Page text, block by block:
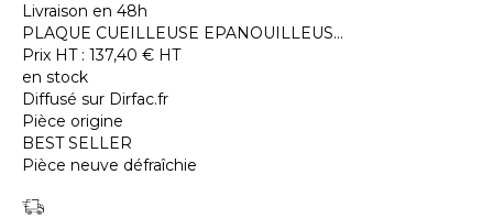
Livraison en 48h
PLAQUE CUEILLEUSE EPANOUILLEUS...
Prix HT : 137,40 € HT
en stock
Diffusé sur Dirfac.fr
Pièce origine
BEST SELLER
Pièce neuve défraîchie